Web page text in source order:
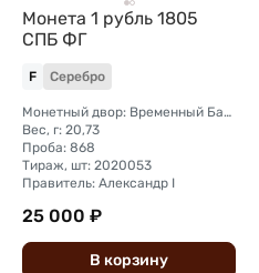
Монета 1 рубль 1805
СПБ ФГ
F Серебро
Монетный двор: Временный Банковский монетный двор (Санкт-Петербург)
Вес, г: 20,73
Проба: 868
Тираж, шт: 2020053
Правитель: Александр I
25 000 ₽
В корзину